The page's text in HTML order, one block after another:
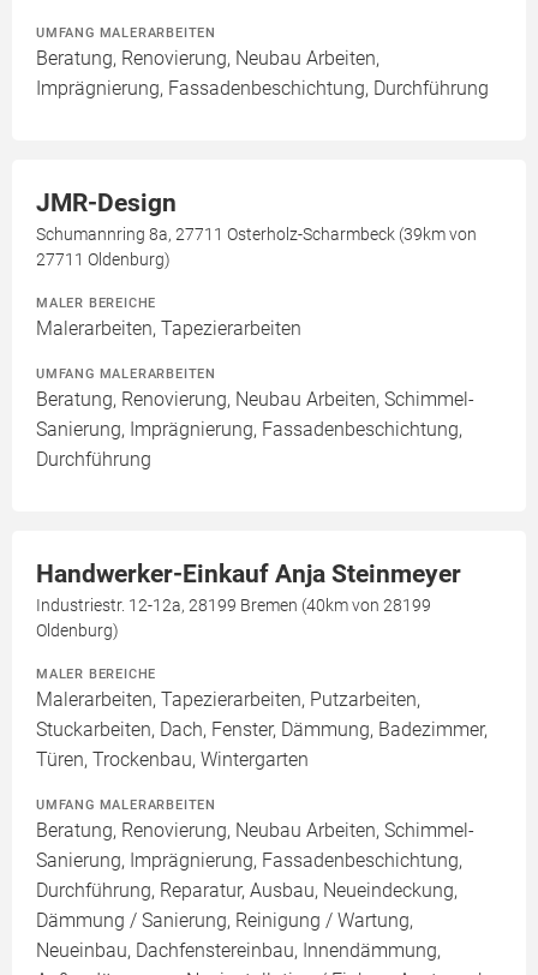
UMFANG MALERARBEITEN
Beratung, Renovierung, Neubau Arbeiten,
Imprägnierung, Fassadenbeschichtung, Durchführung
JMR-Design
Schumannring 8a, 27711 Osterholz-Scharmbeck (39km von
27711 Oldenburg)
MALER BEREICHE
Malerarbeiten, Tapezierarbeiten
UMFANG MALERARBEITEN
Beratung, Renovierung, Neubau Arbeiten, Schimmel-
Sanierung, Imprägnierung, Fassadenbeschichtung,
Durchführung
Handwerker-Einkauf Anja Steinmeyer
Industriestr. 12-12a, 28199 Bremen (40km von 28199
Oldenburg)
MALER BEREICHE
Malerarbeiten, Tapezierarbeiten, Putzarbeiten,
Stuckarbeiten, Dach, Fenster, Dämmung, Badezimmer,
Türen, Trockenbau, Wintergarten
UMFANG MALERARBEITEN
Beratung, Renovierung, Neubau Arbeiten, Schimmel-
Sanierung, Imprägnierung, Fassadenbeschichtung,
Durchführung, Reparatur, Ausbau, Neueindeckung,
Dämmung / Sanierung, Reinigung / Wartung,
Neueinbau, Dachfenstereinbau, Innendämmung,